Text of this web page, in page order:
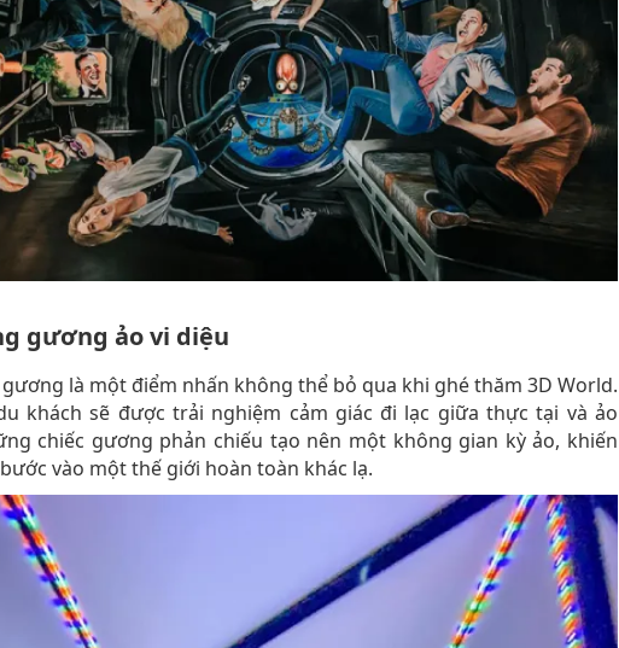
gương ảo vi diệu
là một điểm nhấn không thể bỏ qua khi ghé thăm 3D World.
khách sẽ được trải nghiệm cảm giác đi lạc giữa thực tại và ảo
chiếc gương phản chiếu tạo nên một không gian kỳ ảo, khiến
vào một thế giới hoàn toàn khác lạ.